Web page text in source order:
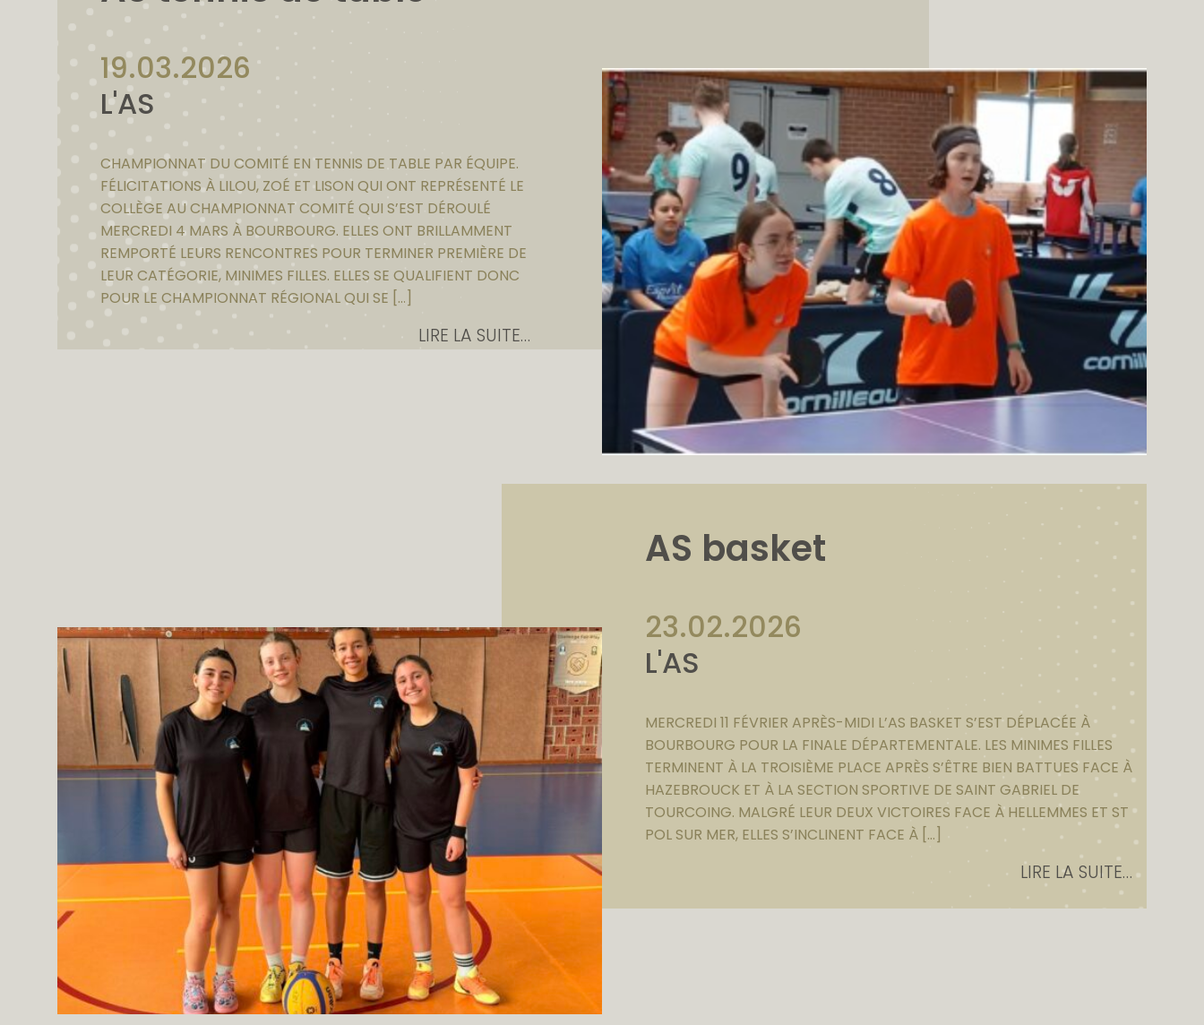
19.03.2026
L'AS
CHAMPIONNAT DU COMITÉ EN TENNIS DE TABLE PAR ÉQUIPE.
FÉLICITATIONS À LILOU, ZOÉ ET LISON QUI ONT REPRÉSENTÉ LE
COLLÈGE AU CHAMPIONNAT COMITÉ QUI S’EST DÉROULÉ
MERCREDI 4 MARS À BOURBOURG. ELLES ONT BRILLAMMENT
REMPORTÉ LEURS RENCONTRES POUR TERMINER PREMIÈRE DE
LEUR CATÉGORIE, MINIMES FILLES. ELLES SE QUALIFIENT DONC PO
UR LE CHAMPIONNAT RÉGIONAL QUI SE […]
LIRE LA SUITE…
AS basket
23.02.2026
L'AS
MERCREDI 11 FÉVRIER APRÈS-MIDI L’AS BASKET S’EST DÉPLACÉE À
BOURBOURG POUR LA FINALE DÉPARTEMENTALE. LES MINIMES FILLES
TERMINENT À LA TROISIÈME PLACE APRÈS S’ÊTRE BIEN BATTUES FACE À
HAZEBROUCK ET À LA SECTION SPORTIVE DE SAINT GABRIEL DE
TOURCOING. MALGRÉ LEUR DEUX VICTOIRES FACE À HELLEMMES ET ST
POL SUR MER, ELLES S’INCLINENT FACE À […]
LIRE LA SUITE…